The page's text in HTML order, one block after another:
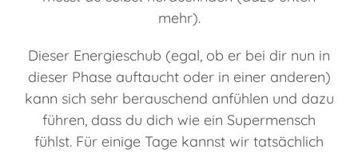
mehr).
Dieser Energieschub (egal, ob er bei dir nun in
dieser Phase auftaucht oder in einer anderen)
kann sich sehr berauschend anfühlen und dazu
führen, dass du dich wie ein Supermensch
fühlst. Für einige Tage kannst wir tatsächlich